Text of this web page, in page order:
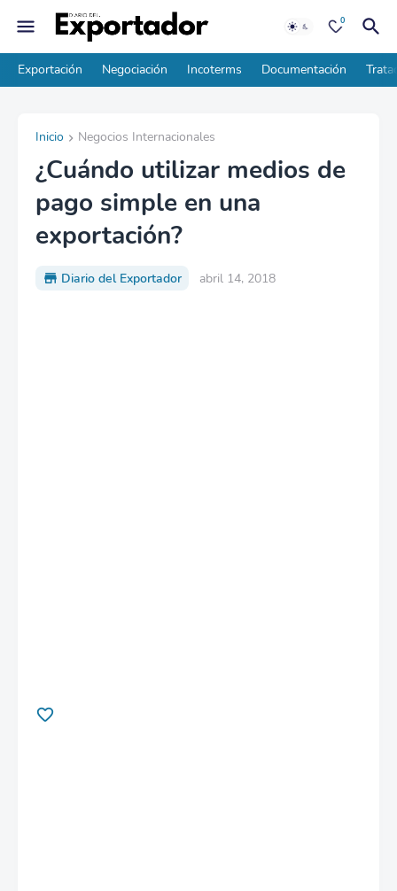
0
Exportación Negociación Incoterms Documentación
Inicio Negocios Internacionales
¿Cuándo utilizar medios de
pago simple en una
exportación?
Diario del Exportador abril 14, 2018